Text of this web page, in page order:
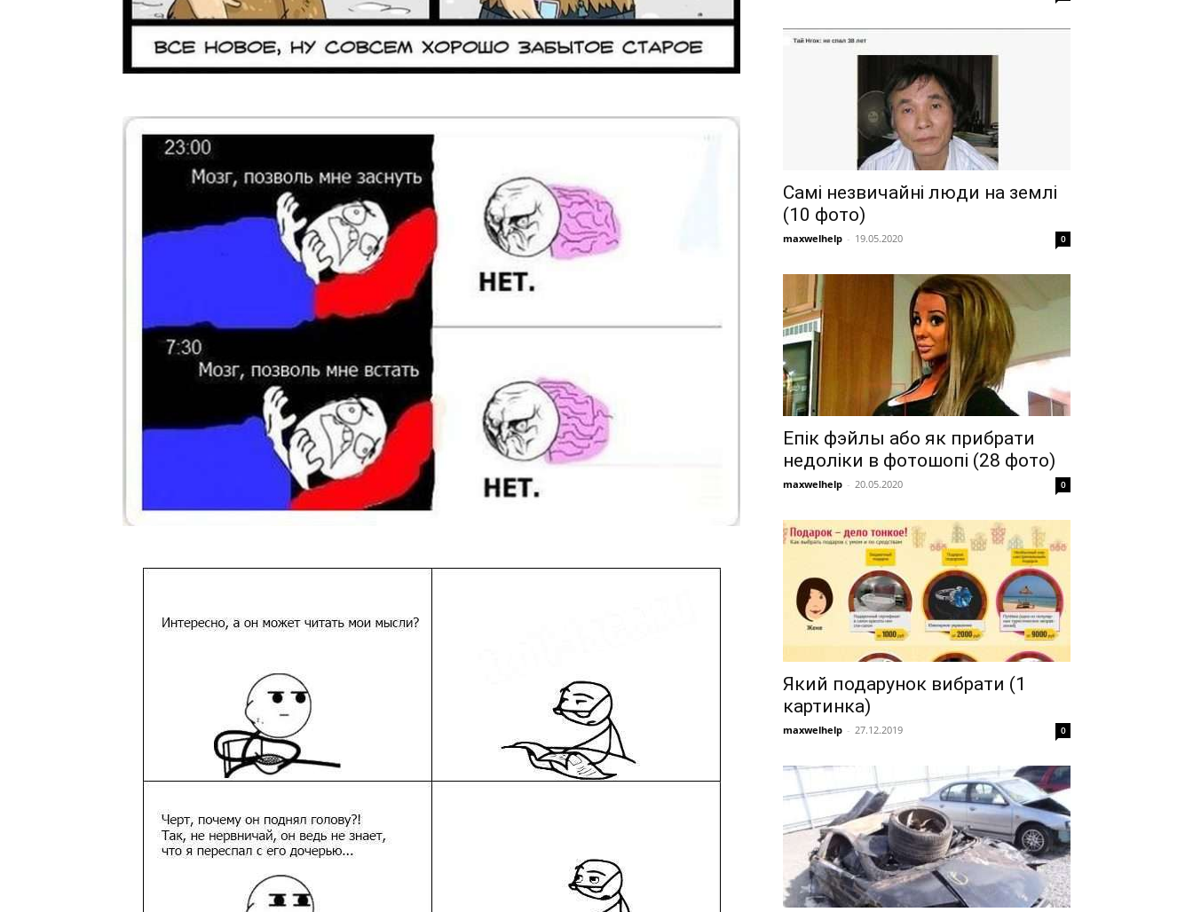
Самі незвичайні люди на землі
(10 фото)
maxwelhelp - 19.05.2020 0
Епік фэйлы або як прибрати
недоліки в фотошопі (28 фото)
maxwelhelp - 20.05.2020 0
Який подарунок вибрати (1
картинка)
maxwelhelp - 27.12.2019 0